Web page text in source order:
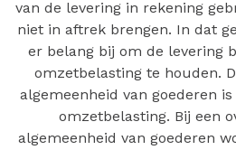
van de levering in rekening
niet in aftrek brengen. In dat
er belang bij om de levering
omzetbelasting te houden.
algemeenheid van goederen
omzetbelasting. Bij een
algemeenheid van goederen